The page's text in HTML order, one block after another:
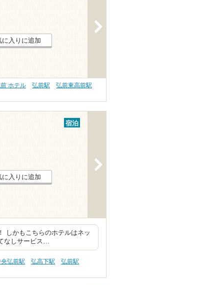
に入りに追加
ホテル 弘前駅
弘前東高前駅
宿泊
に入りに追加
しかもこちらのホテルはネッ
なしサービス…
弘前駅 弘高下駅
弘前駅